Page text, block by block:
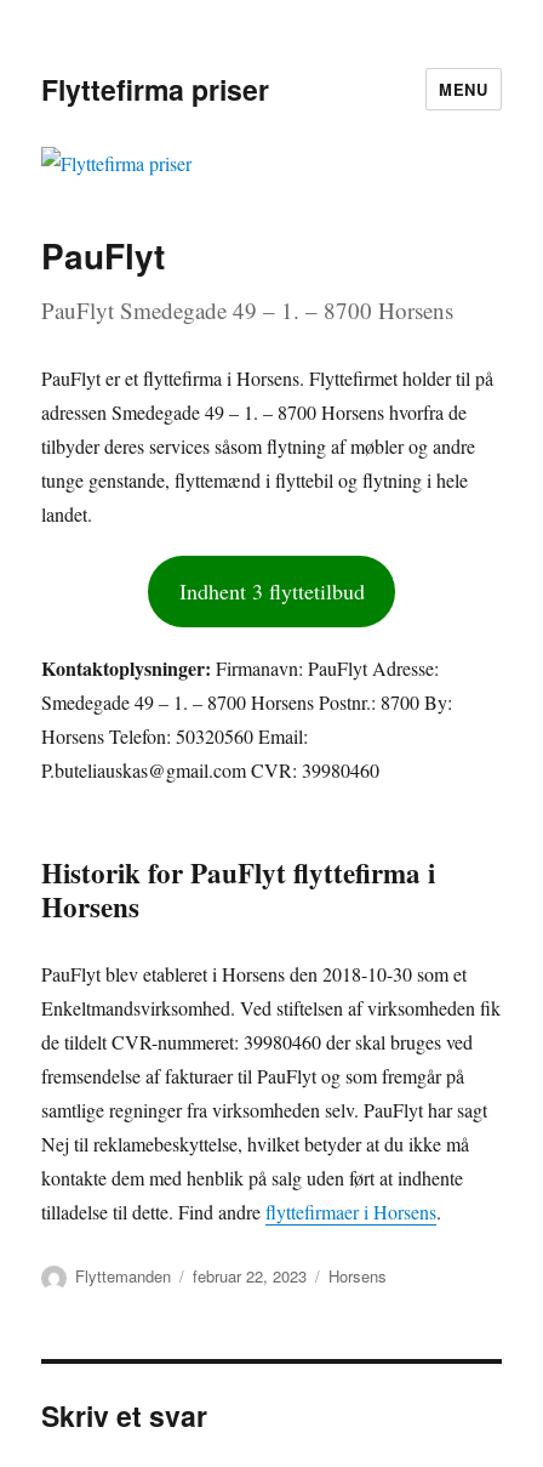
Flyttefirma priser MENU
PauFlyt
PauFlyt Smedegade 49 – 1. – 8700 Horsens
PauFlyt er et flyttefirma i Horsens. Flyttefirmet holder til på
adressen Smedegade 49 – 1. – 8700 Horsens hvorfra de
tilbyder deres services såsom flytning af møbler og andre
tunge genstande, flyttemænd i flyttebil og flytning i hele
landet.
Indhent 3 flyttetilbud
Kontaktoplysninger: Firmanavn: PauFlyt Adresse:
Smedegade 49 – 1. – 8700 Horsens Postnr.: 8700 By:
Horsens Telefon: 50320560 Email:
P.buteliauskas@gmail.com CVR: 39980460
Historik for PauFlyt flyttefirma i
Horsens
PauFlyt blev etableret i Horsens den 2018-10-30 som et
Enkeltmandsvirksomhed. Ved stiftelsen af virksomheden fik
de tildelt CVR-nummeret: 39980460 der skal bruges ved
fremsendelse af fakturaer til PauFlyt og som fremgår på
samtlige regninger fra virksomheden selv. PauFlyt har sagt
Nej til reklamebeskyttelse, hvilket betyder at du ikke må
kontakte dem med henblik på salg uden ført at indhente
tilladelse til dette. Find andreflyttefirmaer i Horsens.
Forfatter
Flyttemanden Udgivet
februar 22, 2023 Kategorier
Horsens
Skriv et svar